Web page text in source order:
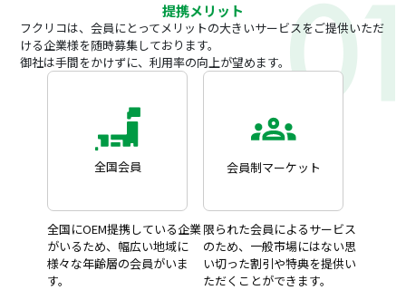
提携メリット
フクリコは、会員にとってメリットの大きいサービスをご提供いただ
ける企業様を随時募集しております。
御社は手間をかけずに、利用率の向上が望めます。
全国会員
全国にOEM提携している企業
がいるため、幅広い地域に
様々な年齢層の会員がいま
す。
会員制マーケット
限られた会員によるサービス
のため、一般市場にはない思
い切った割引や特典を提供い
ただくことができます。